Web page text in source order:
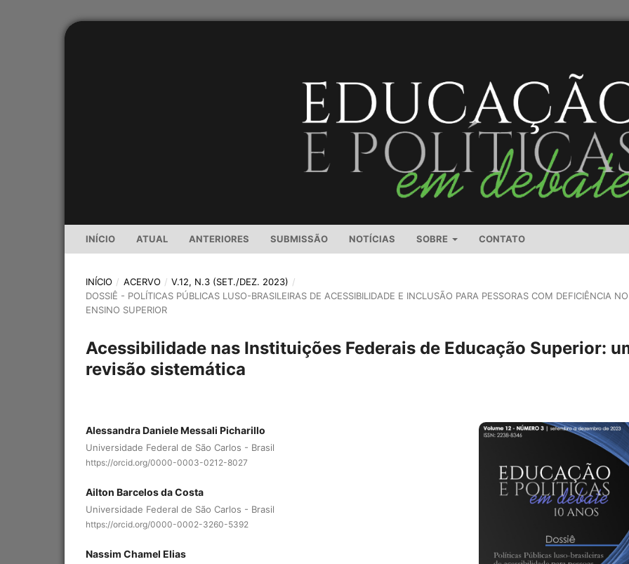
INÍCIO ATUAL ANTERIORES SUBMISSÃO NOTÍCIAS SOBRE CONTATO
INÍCIO / ACERVO / V.12, N.3 (SET./DEZ. 2023) /
DOSSIÊ - POLÍTICAS PÚBLICAS LUSO-BRASILEIRAS DE ACESSIBILIDADE E INCLUSÃO PARA PESSORAS COM DEFICIÊNCIA NO
ENSINO SUPERIOR
Acessibilidade nas Instituições Federais de Educação Superior:
revisão sistemática
Alessandra Daniele Messali Picharillo
Universidade Federal de São Carlos - Brasil
https://orcid.org/0000-0003-0212-8027
Ailton Barcelos da Costa
Universidade Federal de São Carlos - Brasil
https://orcid.org/0000-0002-3260-5392
Nassim Chamel Elias